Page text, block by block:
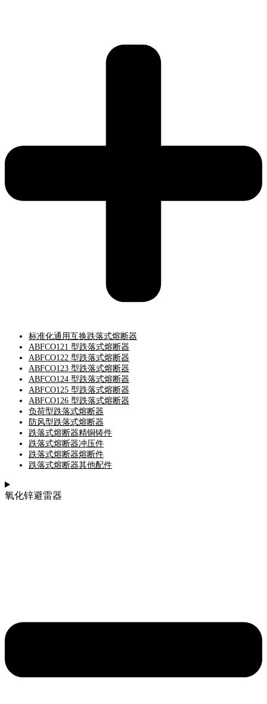
标准化通用互换跌落式熔断器
ABFCO121 型跌落式熔断器
ABFCO122 型跌落式熔断器
ABFCO123 型跌落式熔断器
ABFCO124 型跌落式熔断器
ABFCO125 型跌落式熔断器
ABFCO126 型跌落式熔断器
负荷型跌落式熔断器
防风型跌落式熔断器
跌落式熔断器精铜铸件
跌落式熔断器冲压件
跌落式熔断器熔断件
跌落式熔断器其他配件
氧化锌避雷器